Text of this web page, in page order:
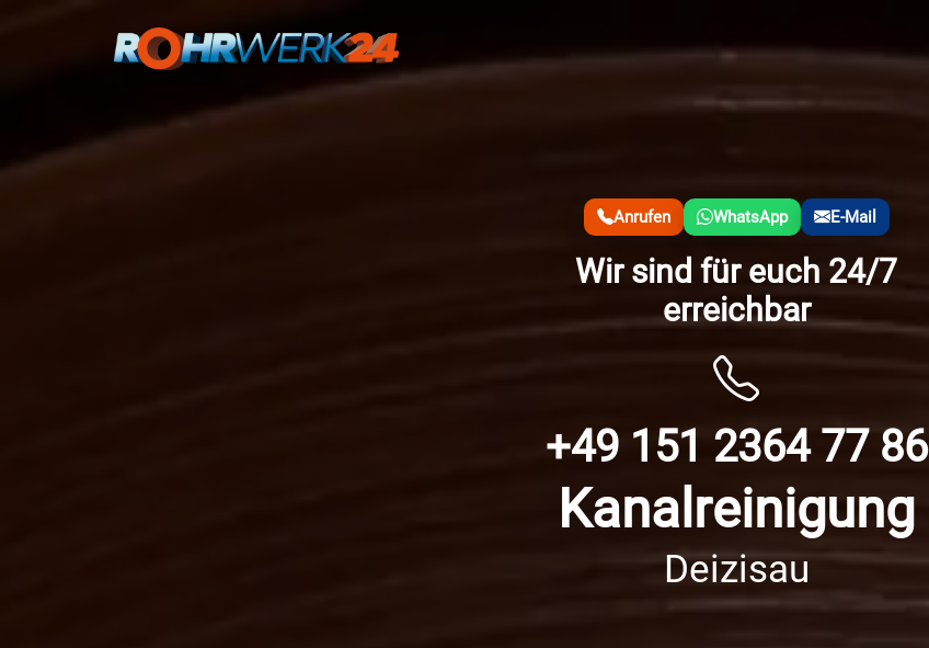
Anrufen WhatsApp E-Mail
Wir sind für euch 24/7
erreichbar
+49 151 2364 77 86
Kanalreinigung
Deizisau